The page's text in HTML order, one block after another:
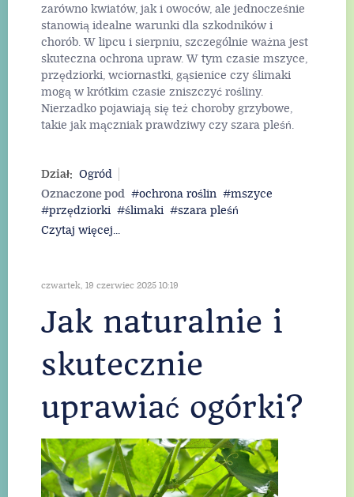
zarówno kwiatów, jak i owoców, ale jednocześnie
stanowią idealne warunki dla szkodników i
chorób. W lipcu i sierpniu, szczególnie ważna jest
skuteczna ochrona upraw. W tym czasie mszyce,
przędziorki, wciornastki, gąsienice czy ślimaki
mogą w krótkim czasie zniszczyć rośliny.
Nierzadko pojawiają się też choroby grzybowe,
takie jak mączniak prawdziwy czy szara pleśń.
Dział: Ogród
Oznaczone pod
ochrona roślin
mszyce
przędziorki
ślimaki
szara pleśń
Czytaj więcej...
czwartek, 19 czerwiec 2025 10:19
Jak naturalnie i
skutecznie
uprawiać ogórki?